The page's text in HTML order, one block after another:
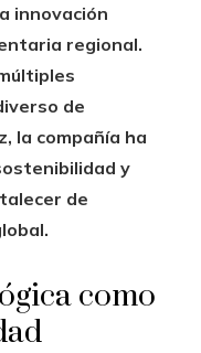
innovación
regional.
de
la compañía ha
y
de
como